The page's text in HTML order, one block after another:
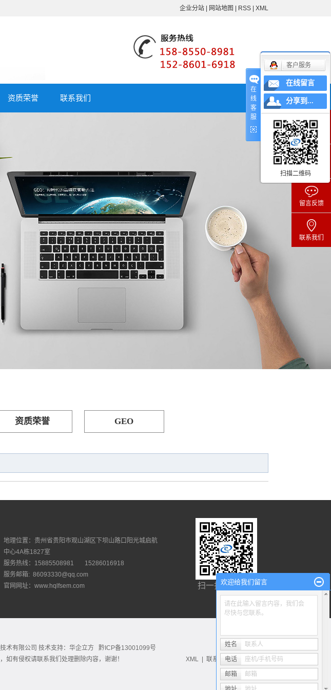
企业分站 网站地图 RSS XML
资质荣誉 联系我们
资质荣誉 GEO
地理位置：贵州省贵阳市观山湖区下坝山路口阳光城启航
中心4A栋1827室
服务热线：15885508981 15286016918
服务邮箱: 86093330@qq.com
官网网址： www.hqlfsem.com 扫一扫 加关注
术有限公司 技术支持：华企立方 黔ICP备13001099号
如有侵权请联系我们处理删除内容，谢谢！
XML 联系我们 |
网站地图
在线客服
咨询电话
留言反馈
联系我们
在
线
客
服
客户服务
在线留言
分享到...
扫描二维码
欢迎给我们留言
请在此输入留言内容，我们会
尽快与您联系。
姓名 联系人
电话 座机/手机号码
邮箱 邮箱